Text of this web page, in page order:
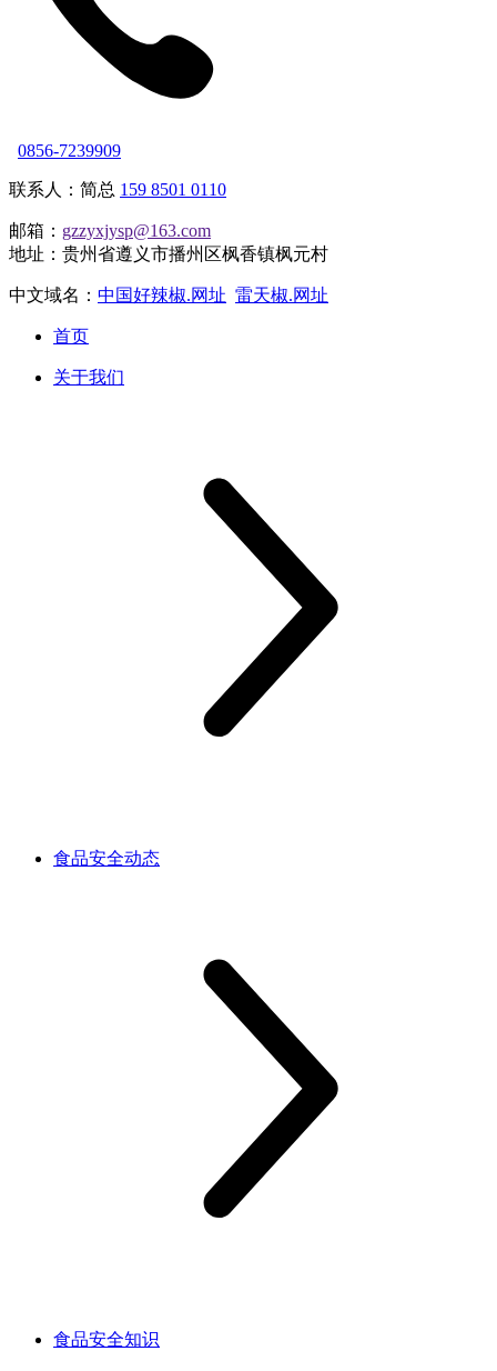
0856-7239909
联系人：简总 159 8501 0110
邮箱： gzzyxjysp@163.com
地址：贵州省遵义市播州区枫香镇枫元村
中文域名： 中国好辣椒.网址 雷天椒.网址
首页
关于我们
食品安全动态
食品安全知识